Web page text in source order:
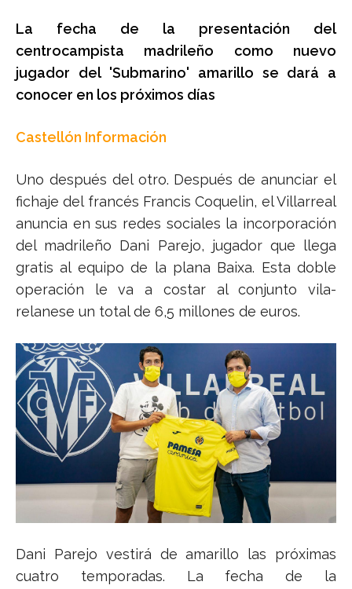
La fecha de la presentación del
centrocampista madrileño como nuevo
jugador del 'Submarino' amarillo se dará a
conocer en los próximos días
Castellón Información
Uno después del otro. Después de anunciar el
fichaje del francés Francis Coquelin, el Villarreal
anuncia en sus redes sociales la incorporación
del madrileño Dani Parejo, jugador que llega
gratis al equipo de la plana Baixa. Esta doble
operación le va a costar al conjunto vila-
relanese un total de 6,5 millones de euros.
Dani Parejo vestirá de amarillo las próximas
cuatro temporadas. La fecha de la